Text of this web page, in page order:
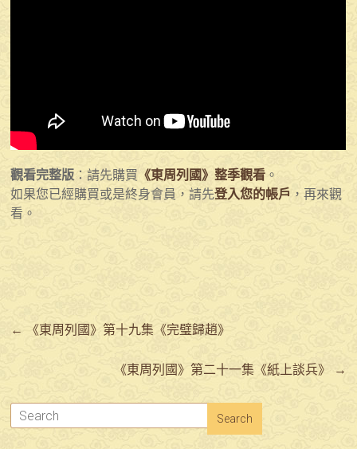
觀看完整版 ：請先購買 《東周列國》整季觀看 。
如果您已經購買或是終身會員，請先登入您的帳戶 ，再來觀
看。
← 《東周列國》第十九集《完璧歸趙》
《東周列國》第二十一集《紙上談兵》 →